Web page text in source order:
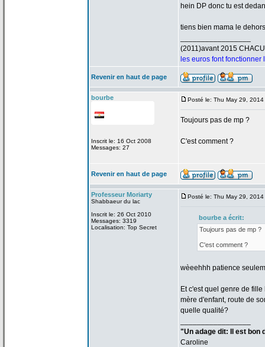
hein DP donc tu est
tiens bien mama le
(2011)avant 2015
les euros font fonctionner
Revenir en haut de page
bourbe
Inscrit le: 16 Oct 2008
Messages: 27
Posté le: Thu May 29,
Toujours pas de mp ?
C'est comment ?
Revenir en haut de page
Professeur Moriarty
Shabbaeur du lac
Inscrit le: 26 Oct 2010
Messages: 3319
Localisation: Top Secret
Posté le: Thu May 29,
bourbe a écrit:
Toujours pas de mp ?
C'est comment ?
wèeehhh patience
Et c'est quel genre de fille
mère d'enfant, route de
quelle qualité?
"Un adage dit: Il est bon
Caroline